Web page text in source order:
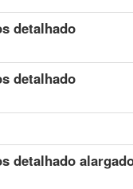
detalhado
detalhado
detalhado